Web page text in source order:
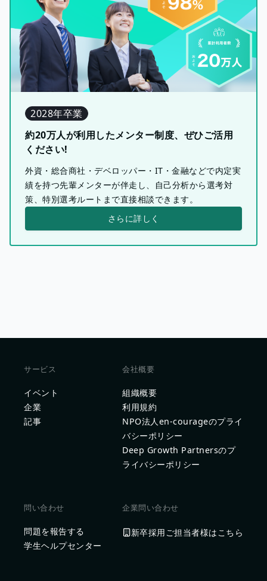
2028年卒業
約20万人が利用したメンター制度、ぜひご活用
ください!
外資・総合商社・デベロッパー・IT・金融などで内定実
績を持つ先輩メンターが伴走し、自己分析から選考対
策、特別選考ルートまで直接相談できます。
さらに詳しく
サービス
イベント
企業
記事
会社概要
組織概要
利用規約
NPO法人en-courageのプライ
バシーポリシー
Deep Growth Partnersのプ
ライバシーポリシー
問い合わせ
問題を報告する
学生ヘルプセンター
企業問い合わせ
新卒採用ご担当者様はこちら